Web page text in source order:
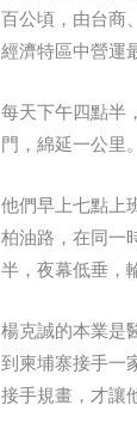
百公頃，由台商
經濟特區中營運
每天下午四點半
門，綿延一公里
他們早上七點上
柏油路，在同一
半，夜幕低垂，
楊克誠的本業是
到柬埔寨接手一
接手規畫，才讓